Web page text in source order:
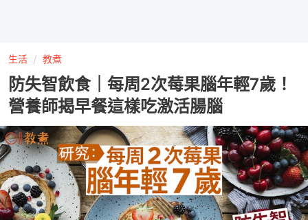
生活 教煮
防失智飲食｜每周2次莓果腦年輕7歲！
營養師揭早餐這樣吃激活腸腦